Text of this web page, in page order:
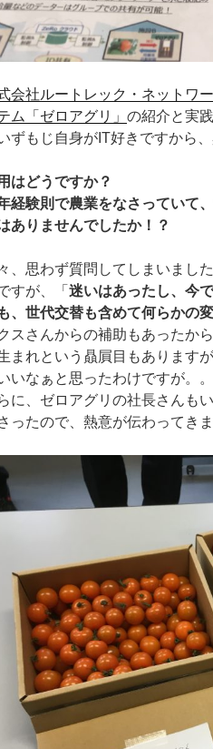
会社ルートレック・ネットワ
ム「ゼロアグリ」 の紹介と実
ずもじ自身がIT好きですから、
はどうですか？
経験則で農業をなさっていて
ありませんでしたか！？
、思わず質問してしまいまし
すが、「 迷いはあったし、今
、世代交替も含めて何らかの
スさんからの補助もあったか
まれという贔屓目もあります
いなぁと思ったわけですが。。
に、ゼロアグリの社長さんも
ったので、熱意が伝わってきま